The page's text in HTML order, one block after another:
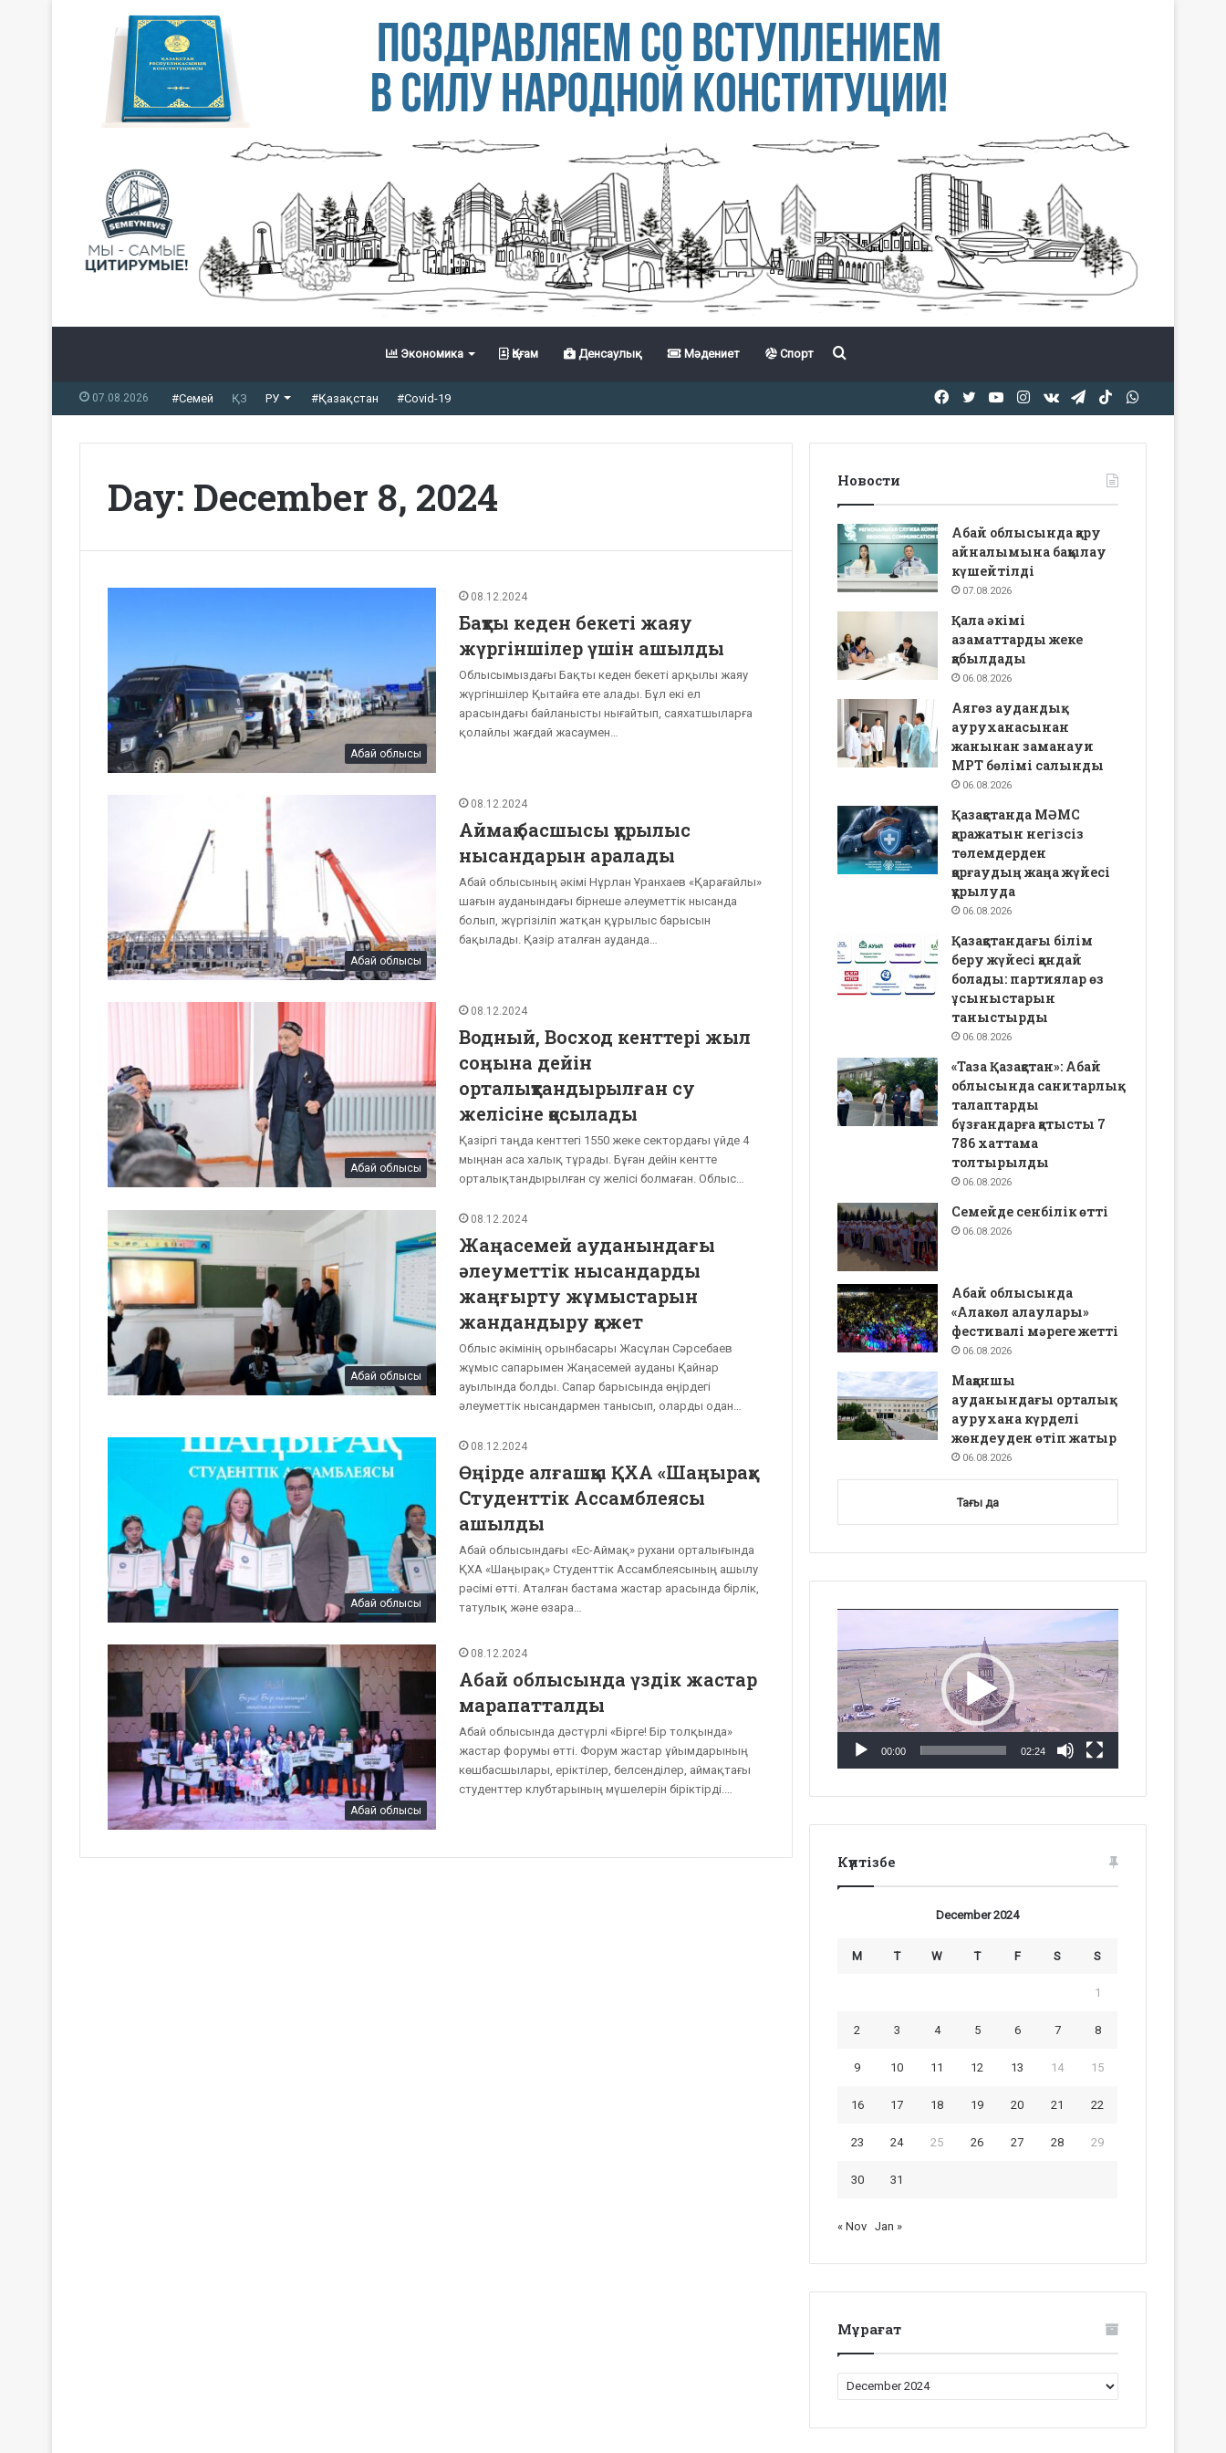
Экономика Қоғам Денсаулық Мәдениет Спорт
07.08.2026 #Семей ҚЗ РУ #Қазақстан #Covid-19 TikTok
Telegram
vk.com
Instagram
YouTube
Twitter
Facebook
Day: December 8, 2024
Абай облысы
08.12.2024
Бақты кеден бекеті жаяу
жүргіншілер үшін ашылды
Облысымыздағы Бақты кеден бекеті арқылы жаяу
жүргіншілер Қытайға өте алады. Бұл екі ел
арасындағы байланысты нығайтып, саяхатшыларға
қолайлы жағдай жасаумен…
Абай облысы
08.12.2024
Аймақ басшысы құрылыс
нысандарын аралады
Абай облысының әкімі Нұрлан Ұранхаев «Қарағайлы»
шағын ауданындағы бірнеше әлеуметтік нысанда
болып, жүргізіліп жатқан құрылыс барысын
бақылады. Қазір аталған ауданда…
Абай облысы
08.12.2024
Водный, Восход кенттері жыл
соңына дейін
орталықтандырылған су
желісіне қосылады
Қазіргі таңда кенттегі 1550 жеке сектордағы үйде 4
мыңнан аса халық тұрады. Бұған дейін кентте
орталықтандырылған су желісі болмаған. Облыс…
Абай облысы
08.12.2024
Жаңасемей ауданындағы
әлеуметтік нысандарды
жаңғырту жұмыстарын
жандандыру қажет
Облыс әкімінің орынбасары Жасұлан Сәрсебаев
жұмыс сапарымен Жаңасемей ауданы Қайнар
ауылында болды. Сапар барысында өңірдегі
әлеуметтік нысандармен танысып, оларды одан…
Абай облысы
08.12.2024
Өңірде алғашқы ҚХА «Шаңырақ»
Студенттік Ассамблеясы
ашылды
Абай облысындағы «Ес-Аймақ» рухани орталығында
ҚХА «Шаңырақ» Студенттік Ассамблеясының ашылу
рәсімі өтті. Аталған бастама жастар арасында бірлік,
татулық және өзара…
Абай облысы
08.12.2024
Абай облысында үздік жастар
марапатталды
Абай облысында дәстүрлі «Бірге! Бір толқында»
жастар форумы өтті. Форум жастар ұйымдарының
көшбасшылары, еріктілер, белсенділер, аймақтағы
студенттер клубтарының мүшелерін біріктірді.…
Новости
Абай облысында қару
айналымына бақылау
күшейтілді
07.08.2026
Қала әкімі
азаматтарды жеке
қабылдады
06.08.2026
Аягөз аудандық
ауруханасынан
жанынан заманауи
МРТ бөлімі салынды
06.08.2026
Қазақстанда МӘМС
қаражатын негізсіз
төлемдерден
қорғаудың жаңа жүйесі
құрылуда
06.08.2026
Қазақстандағы білім
беру жүйесі қандай
болады: партиялар өз
ұсыныстарын
таныстырды
06.08.2026
«Таза Қазақстан»: Абай
облысында санитарлық
талаптарды
бұзғандарға қатысты 7
786 хаттама
толтырылды
06.08.2026
Семейде сенбілік өтті
06.08.2026
Абай облысында
«Алакөл алаулары»
фестивалі мәреге жетті
06.08.2026
Мақаншы
ауданындағы орталық
аурухана күрделі
жөндеуден өтіп жатыр
06.08.2026
Тағы да
00:00 02:24
Күнтізбе
December 2024
M T W T F S S
1
2 3 4 5 6 7 8
9 10 11 12 13 14 15
16 17 18 19 20 21 22
23 24 25 26 27 28 29
30 31
« Nov Jan »
Мұрағат
Мұрағат